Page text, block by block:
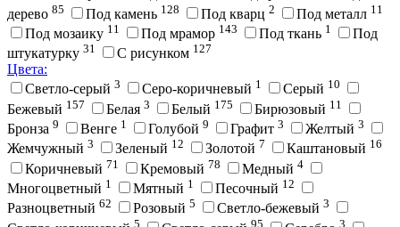
дерево 85 Под камень 128 Под кварц 2 Под металл 11
Под мозаику 11 Под мрамор 143 Под ткань 1
Под
штукатурку 31 С рисунком 127
Цвета:
Cветло-серый 3 Cеро-коричневый 1 Cерый 10
Бежевый 157 Белая 3 Белый 175 Бирюзовый 11
Бронза 9 Венге 1 Голубой 9 Графит 3 Желтый 3
Жемчужный 3 Зеленый 12 Золотой 7 Каштановый 16
Коричневый 71 Кремовый 78 Медный 4
Многоцветный 1 Мятный 1 Песочный 12
Разноцветный 62 Розовый 5 Светло-бежевый 3
5 95 3